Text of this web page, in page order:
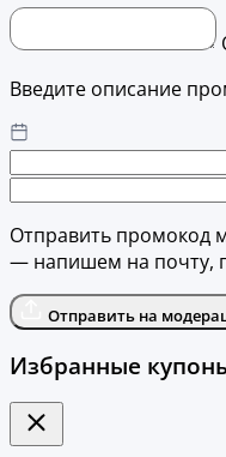
Введите описание
Отправить промокод
— напишем на почту,
Отправить на
Избранные